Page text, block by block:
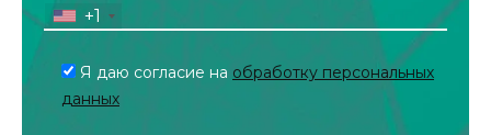
+1
Я даю согласие на обработку персональных
данных